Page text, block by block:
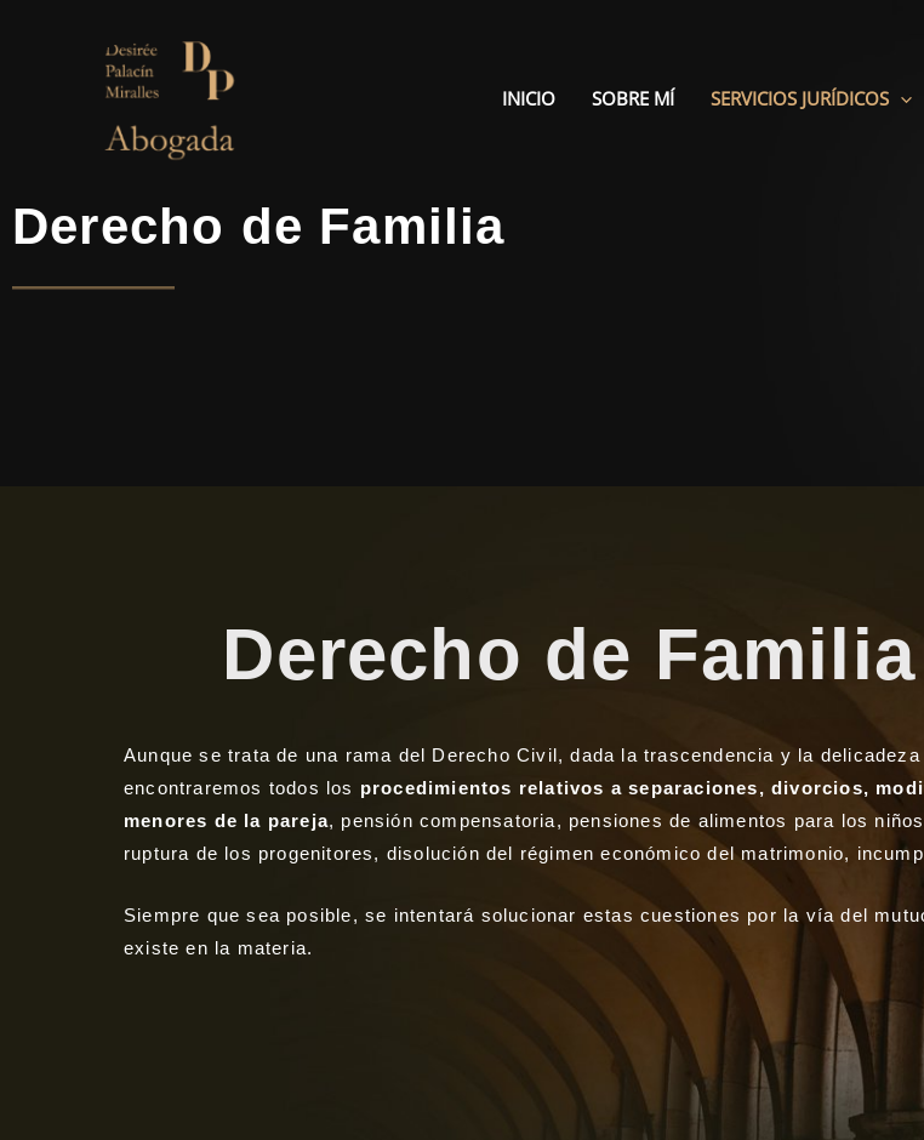
INICIO SOBRE MÍ SERVICIOS JURÍDICOS
Derecho de Familia
Derecho de
Aunque se trata de una rama del Derecho Civil, dada la trascendencia y la
encontraremos todos los procedimientos relativos a separaciones, divorcios,
menores de la pareja, pensión compensatoria, pensiones de alimentos para los
ruptura de los progenitores, disolución del régimen económico del matrimonio,
Siempre que sea posible, se intentará solucionar estas cuestiones por la vía del
existe en la materia.